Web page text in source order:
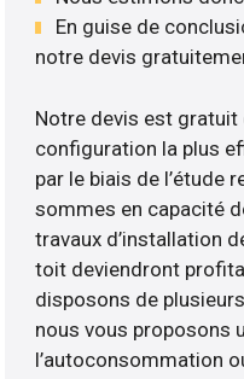
En guise de
notre devis
Notre devis est gratuit
configuration la plus
par le biais de l’étude
sommes en capacité
travaux d’installation
toit deviendront
disposons de
nous vous proposons
l’autoconsommation